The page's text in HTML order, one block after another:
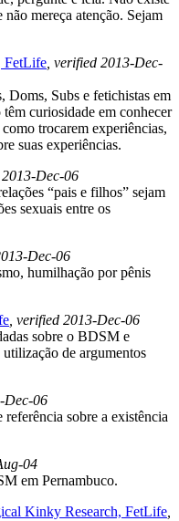
mereça atenção. Sejam
FetLife , verified 2013-Dec-
Doms, Subs e fetichistas em
curiosidade em conhecer
trocarem experiências,
suas experiências.
2013-Dec-06
“pais e filhos” sejam
sexuais entre os
Dec-06
humilhação por pênis
, verified 2013-Dec-06
sobre o BDSM e
utilização de argumentos
Dec-06
sobre a existência
04
em Pernambuco.
Kinky Research, FetLife